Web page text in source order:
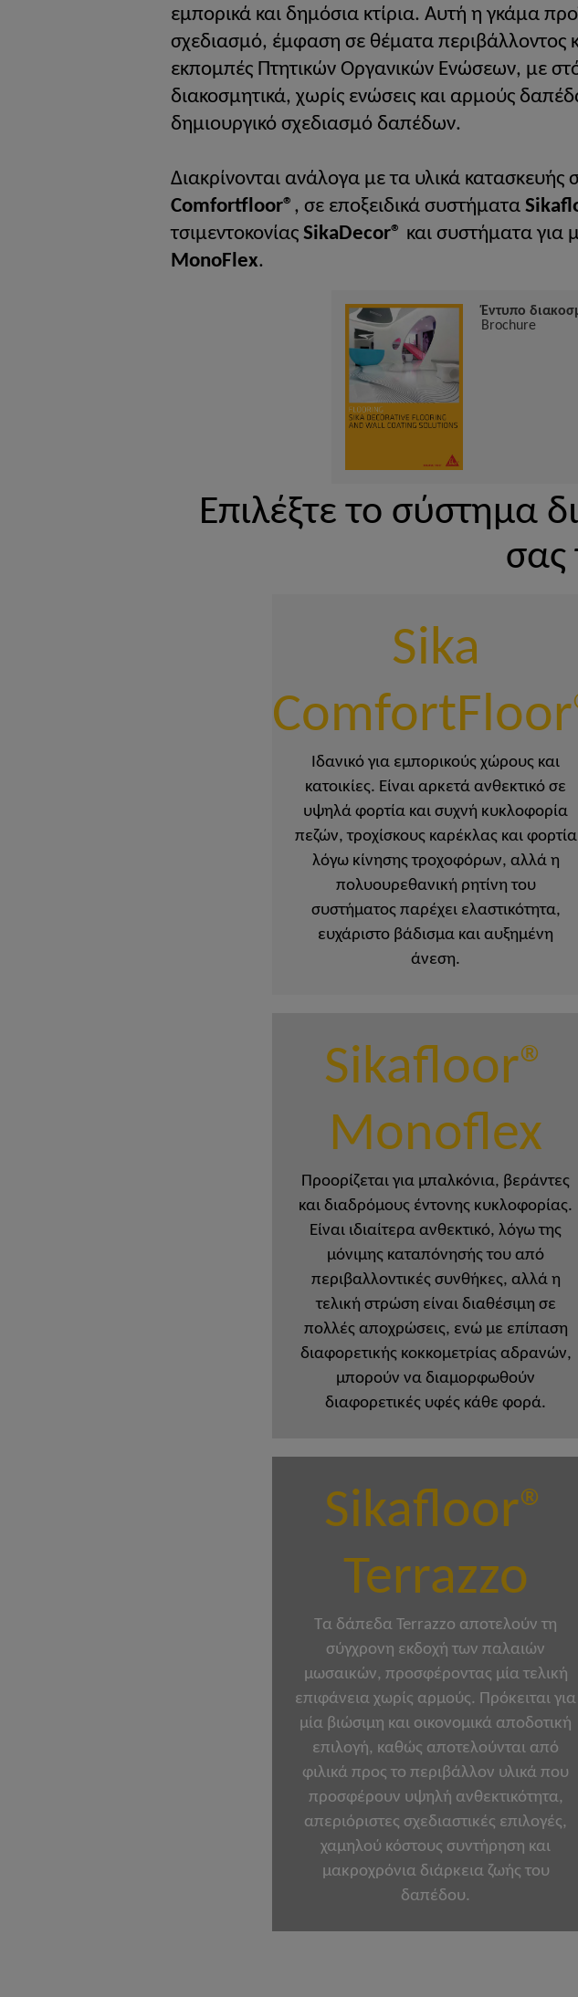
εμπορικά και δημόσια κτίρια. Αυτή η γκάμα
σχεδιασμό, έμφαση σε θέματα περιβάλλοντος
εκπομπές Πτητικών Οργανικών Ενώσεων, με
διακοσμητικά, χωρίς ενώσεις και αρμούς
δημιουργικό σχεδιασμό δαπέδων.
Διακρίνονται ανάλογα με τα υλικά
Comfortfloor® , σε εποξειδικά συστήματα
τσιμεντοκονίας SikaDecor® και συστήματα για
MonoFlex.
Έντυπο
Brochure
Επιλέξτε το σύστημα
σας
Sika
Ιδανικό για εμπορικούς χώρους και
κατοικίες. Είναι αρκετά ανθεκτικό σε
υψηλά φορτία και συχνή κυκλοφορία
πεζών, τροχίσκους καρέκλας και φορτία
λόγω κίνησης τροχοφόρων, αλλά η
πολυουρεθανική ρητίνη του
συστήματος παρέχει ελαστικότητα,
ευχάριστο βάδισμα και αυξημένη
άνεση.
Sikafloor®
Monoflex
Προορίζεται για μπαλκόνια, βεράντες
και διαδρόμους έντονης κυκλοφορίας.
Είναι ιδιαίτερα ανθεκτικό, λόγω της
μόνιμης καταπόνησής του από
περιβαλλοντικές συνθήκες, αλλά η
τελική στρώση είναι διαθέσιμη σε
πολλές αποχρώσεις, ενώ με επίπαση
διαφορετικής κοκκομετρίας αδρανών,
μπορούν να διαμορφωθούν
διαφορετικές υφές κάθε φορά.
Sikafloor®
Terrazzo
Τα δάπεδα Terrazzo αποτελούν τη
σύγχρονη εκδοχή των παλαιών
μωσαικών, προσφέροντας μία τελική
επιφάνεια χωρίς αρμούς. Πρόκειται για
μία βιώσιμη και οικονομικά αποδοτική
επιλογή, καθώς αποτελούνται από
φιλικά προς το περιβάλλον υλικά που
προσφέρουν υψηλή ανθεκτικότητα,
απεριόριστες σχεδιαστικές επιλογές,
χαμηλού κόστους συντήρηση και
μακροχρόνια διάρκεια ζωής του
δαπέδου.